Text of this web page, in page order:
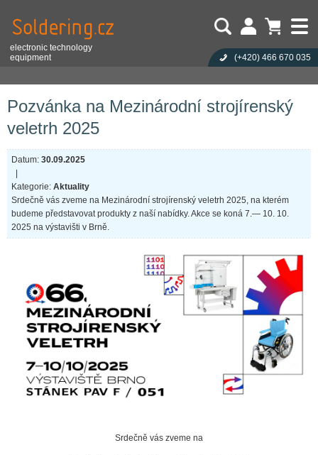
Pozvánka na Mezinárodní strojírenský
veletrh 2025
Datum: 30.09.2025
Kategorie: Aktuality
Srdečně vás zveme na Mezinárodní strojírenský veletrh 2025, na kterém
budeme představovat produkty z naší nabídky. Akce se koná 7.— 10. 10.
2025 na výstavišti v Brně.
Srdečně vás zveme na
electronic technology
equipment
(+420) 466 670 035
Nákupní košík je prázdný!
Počet produktů:0
Cena celkem:0,00 CZK
Heslo:
Přihlásit
Zapoměli jste heslo?
Nová registrace